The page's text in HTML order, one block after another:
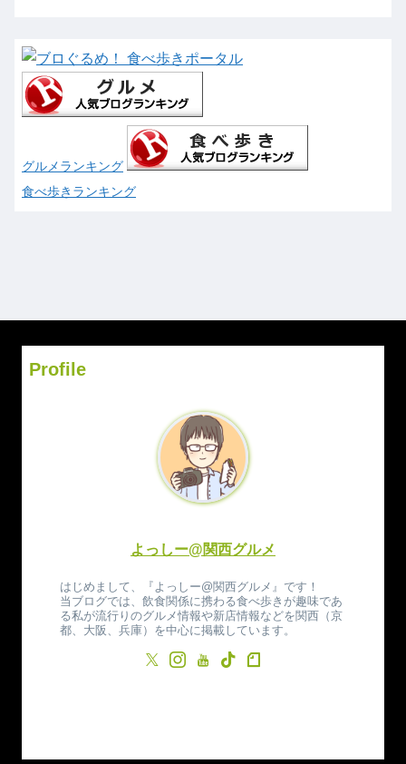
グルメランキング
食べ歩きランキング
Profile
よっしー@関西グルメ
はじめまして、『よっしー@関西グルメ』です！
当ブログでは、飲食関係に携わる食べ歩きが趣味であ
る私が流行りのグルメ情報や新店情報などを関西（京
都、大阪、兵庫）を中心に掲載しています。